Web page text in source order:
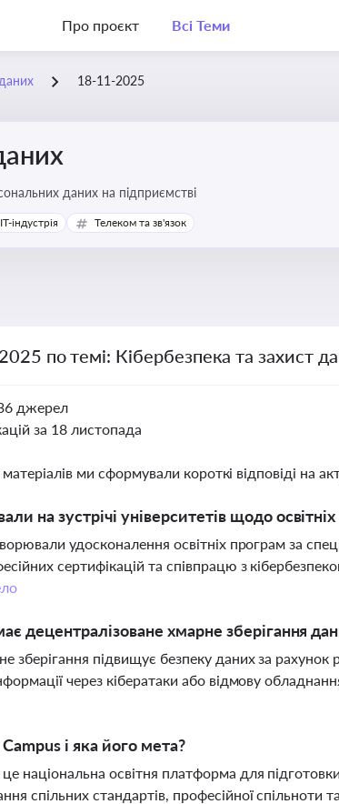
Про проєкт Всі Теми
18-11-2025
даних на підприємстві
IT-індустрія Телеком та зв'язок
по темі: Кібербезпека та захист
джерел
за 18 листопада
ми сформували короткі відповіді на
на зустрічі університетів щодо
удосконалення освітніх програм за
сертифікацій та співпрацю з
децентралізоване хмарне зберігання
зберігання підвищує безпеку даних за
через кібератаки або відмову
і яка його мета?
національна освітня платформа для підготовки
спільних стандартів, професійної спільноти